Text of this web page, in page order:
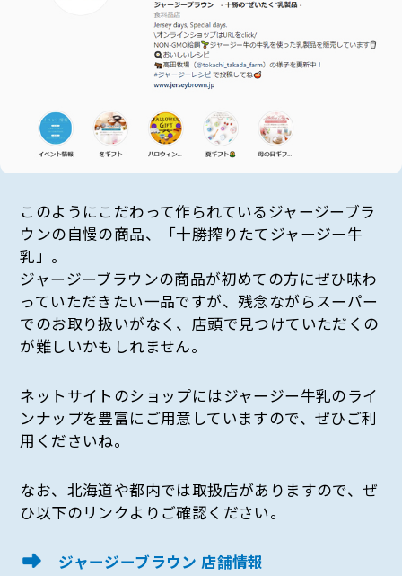
このようにこだわって作られているジャージーブラ
ウンの自慢の商品、「十勝搾りたてジャージー牛
乳」。
ジャージーブラウンの商品が初めての方にぜひ味わ
っていただきたい一品ですが、残念ながらスーパー
でのお取り扱いがなく、店頭で見つけていただくの
が難しいかもしれません。
ネットサイトのショップにはジャージー牛乳のライ
ンナップを豊富にご用意していますので、ぜひご利
用くださいね。
なお、北海道や都内では取扱店がありますので、ぜ
ひ以下のリンクよりご確認ください。
ジャージーブラウン 店舗情報